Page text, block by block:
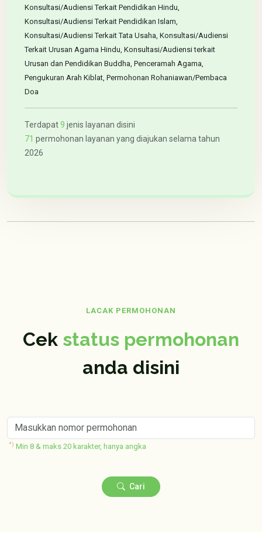
Konsultasi/Audiensi Terkait Pendidikan Hindu,
Konsultasi/Audiensi Terkait Pendidikan Islam,
Konsultasi/Audiensi Terkait Tata Usaha, Konsultasi/Audiensi
Terkait Urusan Agama Hindu, Konsultasi/Audiensi terkait
Urusan dan Pendidikan Buddha, Penceramah Agama,
Pengukuran Arah Kiblat, Permohonan Rohaniawan/Pembaca
Doa
Terdapat9 jenis layanan disini
71 permohonan layanan yang diajukan selama tahun
2026
LACAK PERMOHONAN
Cek status permohonan
anda disini
*) Min 8 & maks 20 karakter, hanya angka
Cari